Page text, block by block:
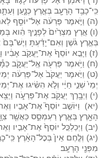
כִּֽי־כָבֵ֥ד הָרָעָ֖ב בְּאֶ֣רֶץ כְּנָ֑עַן
(ה) וַיֹּ֣אמֶר פַּרְעֹ֔ה אֶל־יוֹסֵ֖ף
(ו) אֶ֤רֶץ מִצְרַ֙יִם֙ לְפָנֶ֣יךָ הִ֔וא
בְּאֶ֣רֶץ גֹּ֔שֶׁן וְאִם־יָדַ֗עְתָּ
(ז) וַיָּבֵ֤א יוֹסֵף֙ אֶת־יַֽעֲקֹ֣ב
(ח) וַיֹּ֥אמֶר פַּרְעֹ֖ה אֶֽל־יַעֲקֹ֑ב
(ט) וַיֹּ֤אמֶר יַעֲקֹב֙ אֶל־פַּרְעֹ֔ה
יְמֵי֙ שְׁנֵ֣י חַיַּ֔י וְלֹ֣א הִשִּׂ֗יגוּ
(י) וַיְבָ֥רֶךְ יַעֲקֹ֖ב אֶת־פַּרְעֹ֑ה
(יא) וַיּוֹשֵׁ֣ב יוֹסֵף֮ אֶת־אָבִ֣יו
הָאָ֖רֶץ בְּאֶ֣רֶץ רַעְמְסֵ֑ס כַּאֲשֶׁ֖ר
(יב) וַיְכַלְכֵּ֤ל יוֹסֵף֙ אֶת־אָבִ֣יו
(יג) וְלֶ֤חֶם אֵין֙ בְּכׇל־הָאָ֔רֶץ
מִפְּנֵ֖י הָרָעָֽב׃